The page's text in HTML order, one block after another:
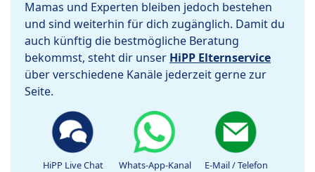
Mamas und Experten bleiben jedoch bestehen
und sind weiterhin für dich zugänglich. Damit du
auch künftig die bestmögliche Beratung
bekommst, steht dir unser HiPP Elternservice
über verschiedene Kanäle jederzeit gerne zur
Seite.
HiPP Live Chat Whats-App-Kanal E-Mail / Telefon